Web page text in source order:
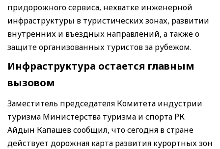
придорожного сервиса, нехватке инженерной
инфраструктуры в туристических зонах, развитии
внутренних и въездных направлений, а также о
защите организованных туристов за рубежом.
Инфраструктура остается главным
вызовом
Заместитель председателя Комитета индустрии
туризма Министерства туризма и спорта РК
Айдын Капашев сообщил, что сегодня в стране
действует дорожная карта развития курортных зон